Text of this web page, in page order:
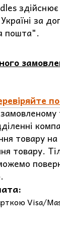
Україні за
пошта".
товару
товару.
Visa/